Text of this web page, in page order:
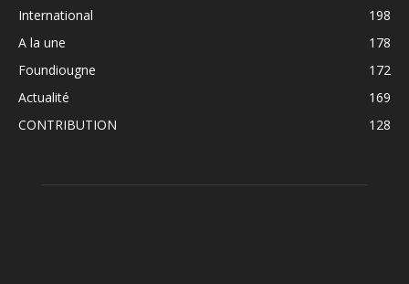
International
198
A la une
178
Foundiougne
172
Actualité
169
CONTRIBUTION
128